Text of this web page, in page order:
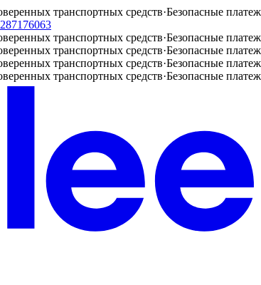
транспортных средств·Безопасные
транспортных средств·Безопасные
транспортных средств·Безопасные
транспортных средств·Безопасные
транспортных средств·Безопасные